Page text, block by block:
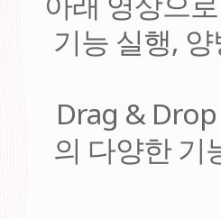
기능 실행,
Drag &
의 다양한 기